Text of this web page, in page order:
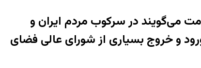
می‌گویند در سرکوب مردم ایران و
و خروج بسیاری از شورای عالی فضای